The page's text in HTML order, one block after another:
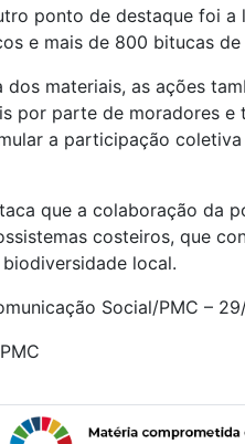
ponto de destaque foi a
e mais de 800 bitucas
dos materiais, as ações
por parte de moradores
a participação
que a colaboração da
costeiros, que
local.
Social/PMC –